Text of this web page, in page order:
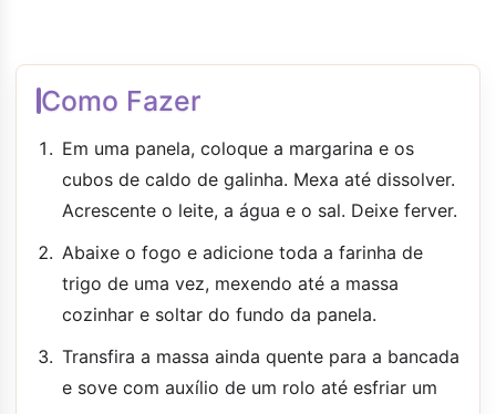
Como Fazer
Em uma panela, coloque a margarina e os
cubos de caldo de galinha. Mexa até dissolver.
Acrescente o leite, a água e o sal. Deixe ferver.
Abaixe o fogo e adicione toda a farinha de
trigo de uma vez, mexendo até a massa
cozinhar e soltar do fundo da panela.
Transfira a massa ainda quente para a bancada
e sove com auxílio de um rolo até esfriar um